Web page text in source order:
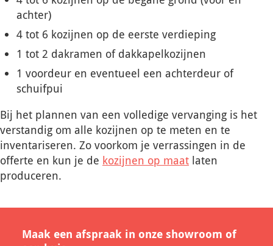
achter)
4 tot 6 kozijnen op de eerste verdieping
1 tot 2 dakramen of dakkapelkozijnen
1 voordeur en eventueel een achterdeur of
schuifpui
Bij het plannen van een volledige vervanging is het
verstandig om alle kozijnen op te meten en te
inventariseren. Zo voorkom je verrassingen in de
offerte en kun je de kozijnen op maat laten
produceren.
Maak een afspraak in onze showroom of